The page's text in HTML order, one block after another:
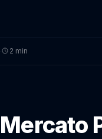
· 2 min
Mercato